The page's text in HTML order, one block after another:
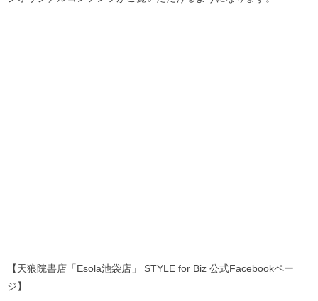
【天狼院書店「Esola池袋店」 STYLE for Biz 公式Facebookペー
ジ】